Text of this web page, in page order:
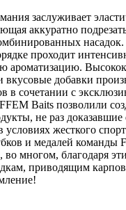
заслуживает
аккуратно
проходит
ароматизацию.
вкусовые добавки
в сочетании с
Baits позволили
не раз
условиях жесткого
и медалей команды
во многом, благодаря
приводящим